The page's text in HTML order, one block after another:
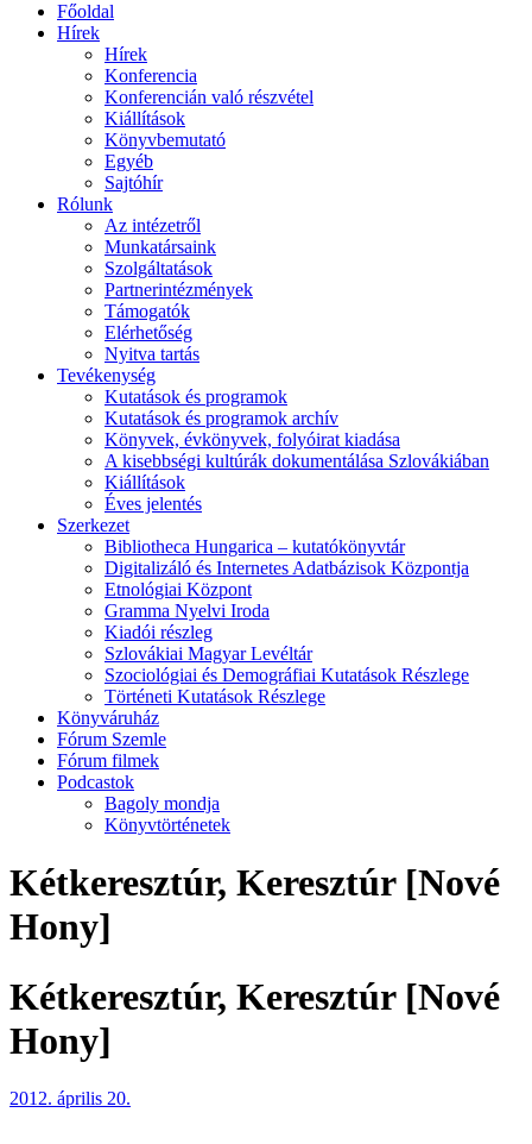
Főoldal
Hírek
Hírek
Konferencia
Konferencián való részvétel
Kiállítások
Könyvbemutató
Egyéb
Sajtóhír
Rólunk
Az intézetről
Munkatársaink
Szolgáltatások
Partnerintézmények
Támogatók
Elérhetőség
Nyitva tartás
Tevékenység
Kutatások és programok
Kutatások és programok archív
Könyvek, évkönyvek, folyóirat kiadása
A kisebbségi kultúrák dokumentálása Szlovákiában
Kiállítások
Éves jelentés
Szerkezet
Bibliotheca Hungarica – kutatókönyvtár
Digitalizáló és Internetes Adatbázisok Központja
Etnológiai Központ
Gramma Nyelvi Iroda
Kiadói részleg
Szlovákiai Magyar Levéltár
Szociológiai és Demográfiai Kutatások Részlege
Történeti Kutatások Részlege
Könyváruház
Fórum Szemle
Fórum filmek
Podcastok
Bagoly mondja
Könyvtörténetek
Kétkeresztúr, Keresztúr [Nové
Hony]
Kétkeresztúr, Keresztúr [Nové
Hony]
2012. április 20.